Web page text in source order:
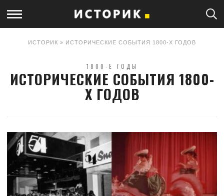
ИСТОРИК » ИСТОРИЧЕСКИЕ СОБЫТИЯ 1800-Х ГОДОВ
1800-Е ГОДЫ
ИСТОРИЧЕСКИЕ СОБЫТИЯ 1800-
Х ГОДОВ